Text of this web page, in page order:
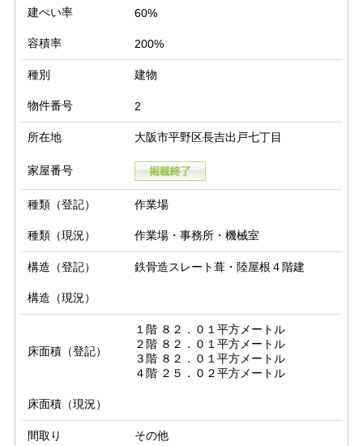
建ぺい率 60%
容積率 200%
種別 建物
物件番号 2
所在地 大阪市平野区長吉出戸七丁目
家屋番号
種類（登記） 作業場
種類（現況） 作業場・事務所・機械室
構造（登記） 鉄骨造スレート葺・陸屋根４階建
構造（現況）
床面積（登記）
１階 ８２．０１平方メートル
２階 ８２．０１平方メートル
３階 ８２．０１平方メートル
４階 ２５．０２平方メートル
床面積（現況）
間取り その他